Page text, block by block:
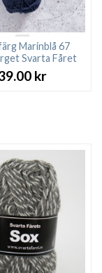
Marinblå 67
Svarta Fåret
kr